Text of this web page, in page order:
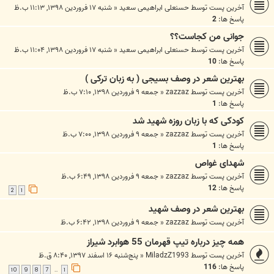
آخرین پست توسطحسنعلی ابراهیمی سعید« شنبه ۱۷ فروردین ۱۳۹۸, ۱۱:۱۳ ب.ظ
پاسخ ها: 2
جوانی من کجاست؟؟
آخرین پست توسطحسنعلی ابراهیمی سعید« شنبه ۱۷ فروردین ۱۳۹۸, ۱۱:۰۴ ب.ظ
پاسخ ها: 10
بهترین شعر در وصف بسیجی ( به زبان ترکی )
آخرین پست توسطzazzaz
« جمعه ۹ فروردین ۱۳۹۸, ۷:۱۰ ب.ظ
پاسخ ها: 1
کودکی که با زبان روزه شهید شد
آخرین پست توسطzazzaz
« جمعه ۹ فروردین ۱۳۹۸, ۷:۰۰ ب.ظ
پاسخ ها: 1
شهدای غواص
آخرین پست توسطzazzaz
« جمعه ۹ فروردین ۱۳۹۸, ۶:۴۹ ب.ظ
پاسخ ها: 12
بهترین شعر در وصف شهید
آخرین پست توسطzazzaz
« جمعه ۹ فروردین ۱۳۹۸, ۶:۴۲ ب.ظ
همه چیز درباره تيپ قهرمان 55 هوابرد شيراز
آخرین پست توسطMiladzZ1993
« پنج‌شنبه ۱۶ اسفند ۱۳۹۷, ۸:۴۰ ق.ظ
پاسخ ها: 116
…
7
8
9
10